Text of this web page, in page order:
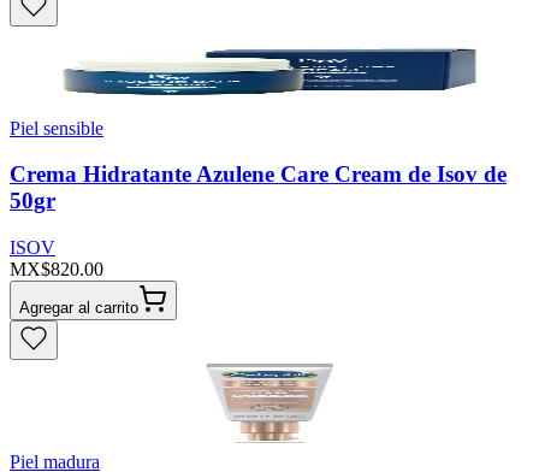
Piel sensible
Crema Hidratante Azulene Care Cream de Isov de
50gr
ISOV
MX$820.00
Agregar al carrito
Piel madura